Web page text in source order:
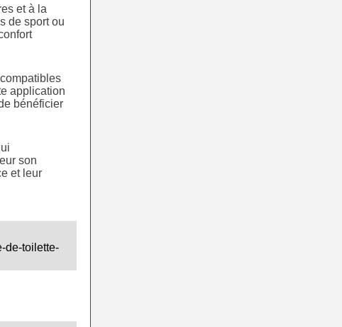
et à la
de sport ou
application
bénéficier
son
et leur
de-toilette-